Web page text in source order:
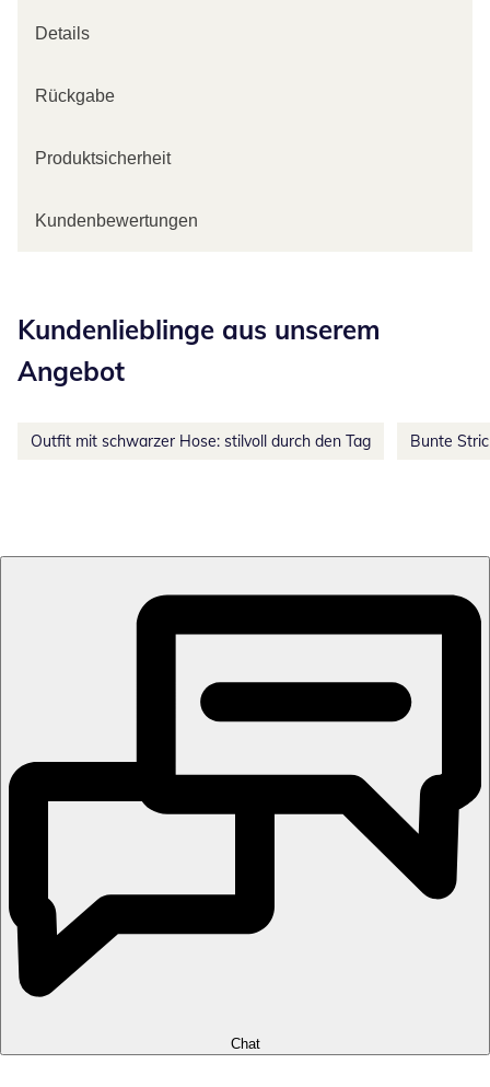
Details
Rückgabe
Produktsicherheit
Kundenbewertungen
Kundenlieblinge aus unserem
Angebot
Outfit mit schwarzer Hose: stilvoll durch den Tag Bunte
Chat